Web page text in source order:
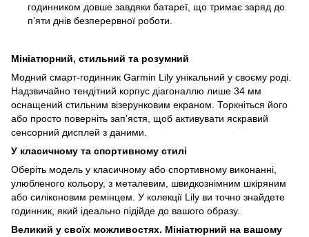
годинником довше завдяки батареї, що тримає заряд до
п’яти днів безперервної роботи.
Мініатюрний, стильний та розумний
Модний смарт-годинник Garmin Lily унікальний у своєму роді.
Надзвичайно тендітний корпус діагоналлю лише 34 мм
оснащений стильним візерунковим екраном. Торкніться його
або просто поверніть зап’ястя, щоб активувати яскравий
сенсорний дисплей з даними.
У класичному та спортивному стилі
Оберіть модель у класичному або спортивному виконанні,
улюбленого кольору, з металевим, швидкознімним шкіряним
або силіконовим ремінцем. У колекції Lily ви точно знайдете
годинник, який ідеально підійде до вашого образу.
Великий у своїх можливостях. Мініатюрний на вашому